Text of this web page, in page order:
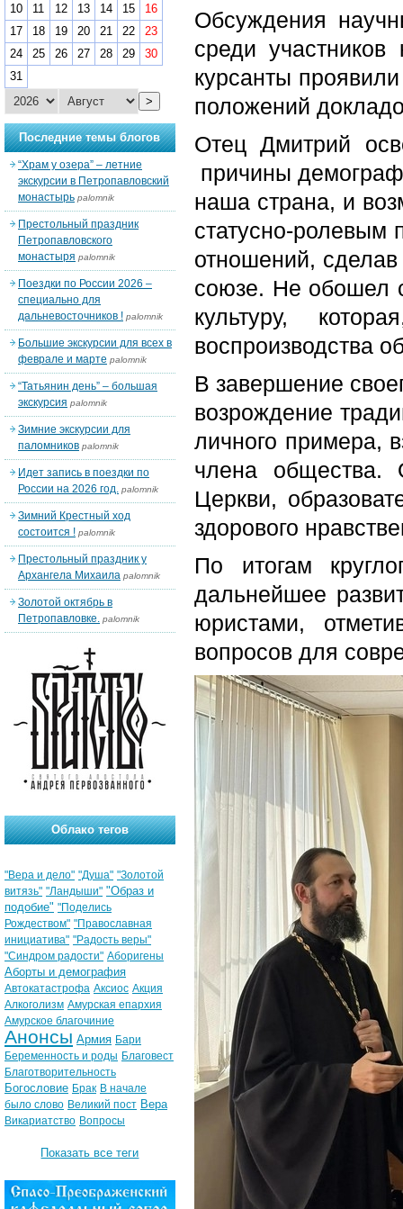
Обсуждения
среди участников
курсанты
положений
Отец Дмитрий
причины
наша страна, и
статусно-ролевым
отношений,
союзе. Не обошел
культуру,
воспроизводства
В завершение
возрождение
личного примера,
члена общества.
Церкви,
здорового
По итогам
дальнейшее
юристами,
вопросов для
10
11 12 13 14 15
16
17
18 19 20 21 22
23
24
25 26 27 28 29
30
31
>
Последние темы блогов
“Храм у озера” – летние
экскурсии в Петропавловский
монастырь palomnik
Престольный праздник
Петропавловского
монастыря palomnik
Поездки по России 2026 –
специально для
дальневосточников ! palomnik
Большие экскурсии для всех в
феврале и марте palomnik
“Татьянин день” – большая
экскурсия palomnik
Зимние экскурсии для
паломников palomnik
Идет запись в поездки по
России на 2026 год. palomnik
Зимний Крестный ход
состоится ! palomnik
Престольный праздник у
Архангела Михаила palomnik
Золотой октябрь в
Петропавловке. palomnik
Облако тегов
"Вера и дело" "Душа" "Золотой
витязь" "Ландыши" "Образ и
подобие" "Поделись
Рождеством" "Православная
инициатива" "Радость веры"
"Синдром радости" Аборигены
Аборты и демография
Автокатастрофа Аксиос Акция
Алкоголизм Амурская епархия
Амурское благочиние
Анонсы Армия Бари
Беременность и роды Благовест
Благотворительность
Богословие Брак В начале
было слово Великий пост Вера
Викариатство Вопросы
Показать все теги